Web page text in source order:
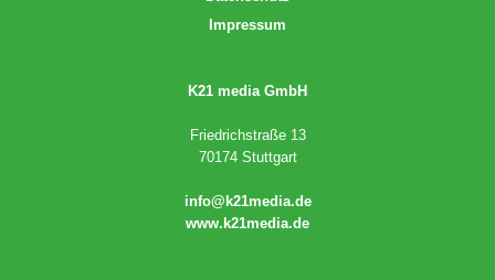
Impressum
K21 media GmbH
Friedrichstraße 13
70174 Stuttgart
info@k21media.de
www.k21media.de